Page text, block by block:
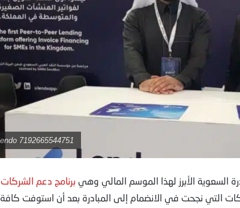
7192665544751 lendo
السعوية الأبرز لهذا الموسم المالي وهي برنامج دعم الشركات
التي نجحت في الانضمام إلى المبادرة بعد أن استوفت كافة